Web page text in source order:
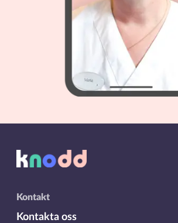
Kontakt
Kontakta oss